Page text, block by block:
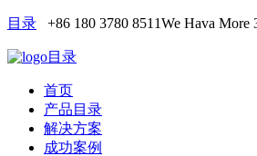
目录 +86 180 3780 8511We Hava More
目录
首页
产品目录
解决方案
成功案例